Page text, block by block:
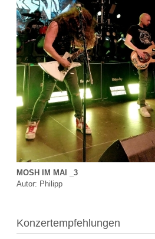
MOSH IM MAI _3
Autor: Philipp
Konzertempfehlungen